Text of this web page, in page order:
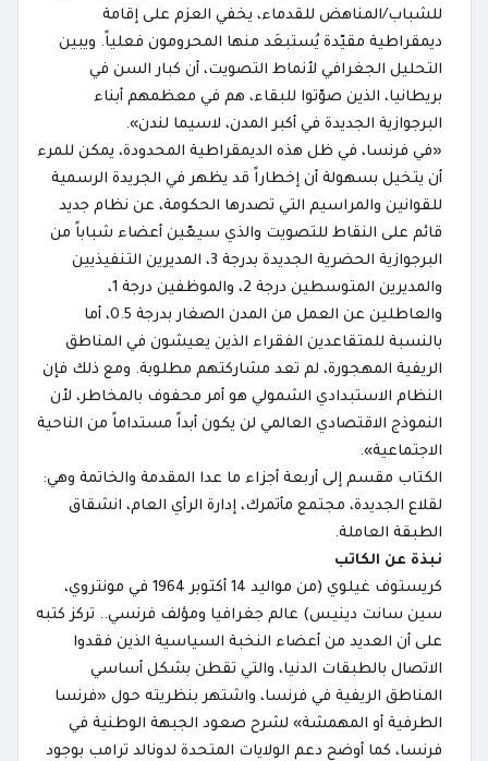
للشباب/المناهض للقدماء، يخفي العزم على إقامة
ديمقراطية مقيّدة يُستبعَد منها المحرومون فعلياً. ويبين
التحليل الجغرافي لأنماط التصويت، أن كبار السن في
بريطانيا، الذين صوّتوا للبقاء، هم في معظمهم أبناء
البرجوازية الجديدة في أكبر المدن، لاسيما لندن».
«في فرنسا، في ظل هذه الديمقراطية المحدودة، يمكن للمرء
أن يتخيل بسهولة أن إخطاراً قد يظهر في الجريدة الرسمية
للقوانين والمراسيم التي تصدرها الحكومة، عن نظام جديد
قائم على النقاط للتصويت والذي سيعّين أعضاء شباباً من
البرجوازية الحضرية الجديدة بدرجة 3، المديرين التنفيذيين
والمديرين المتوسطين درجة 2، والموظفين درجة 1،
والعاطلين عن العمل من المدن الصغار بدرجة 0.5، أما
بالنسبة للمتقاعدين الفقراء الذين يعيشون في المناطق
الريفية المهجورة، لم تعد مشاركتهم مطلوبة. ومع ذلك فإن
النظام الاستبدادي الشمولي هو أمر محفوف بالمخاطر، لأن
النموذج الاقتصادي العالمي لن يكون أبداً مستداماً من الناحية
الاجتماعية».
الكتاب مقسم إلى أربعة أجزاء ما عدا المقدمة والخاتمة وهي:
لقلاع الجديدة، مجتمع مأتمرك، إدارة الرأي العام، انشقاق
الطبقة العاملة.
نبذة عن الكاتب
كريستوف غيلوي (من مواليد 14 أكتوبر 1964 في مونتروي،
سين سانت دينيس) عالم جغرافيا ومؤلف فرنسي.. تركز كتبه
على أن العديد من أعضاء النخبة السياسية الذين فقدوا
الاتصال بالطبقات الدنيا، والتي تقطن بشكل أساسي
المناطق الريفية في فرنسا، واشتهر بنظريته حول «فرنسا
الطرفية أو المهمشة» لشرح صعود الجبهة الوطنية في
فرنسا، كما أوضح دعم الولايات المتحدة لدونالد ترامب بوجود